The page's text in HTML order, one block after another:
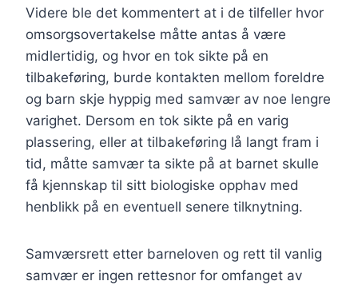
Videre ble det kommentert at i de tilfeller hvor
omsorgsovertakelse måtte antas å være
midlertidig, og hvor en tok sikte på en
tilbakeføring, burde kontakten mellom foreldre
og barn skje hyppig med samvær av noe lengre
varighet. Dersom en tok sikte på en varig
plassering, eller at tilbakeføring lå langt fram i
tid, måtte samvær ta sikte på at barnet skulle
få kjennskap til sitt biologiske opphav med
henblikk på en eventuell senere tilknytning.
Samværsrett etter barneloven og rett til vanlig
samvær er ingen rettesnor for omfanget av